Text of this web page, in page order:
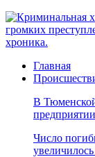
громких
хроника.
Главная
В
Число